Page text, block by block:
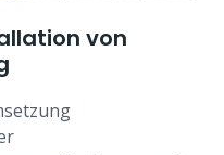
von